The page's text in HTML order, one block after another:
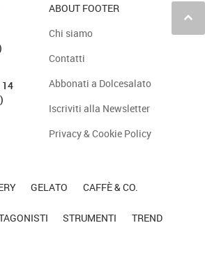
keyboard_arrow_up
14
ABOUT FOOTER
Chi siamo
Contatti
Abbonati a Dolcesalato
Iscriviti alla Newsletter
Privacy & Cookie Policy
GELATO CAFFÈ & CO.
STRUMENTI TREND